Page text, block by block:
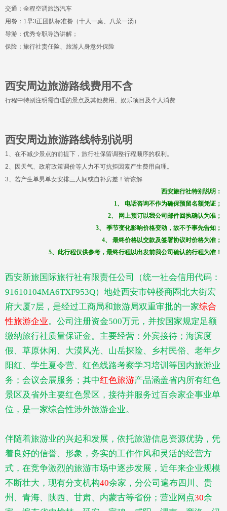
交通：全程空调旅游汽车
用餐： 1早3正团队标准餐（十人一桌、八菜一汤）
导游：优秀专职导游讲解；
保险：旅行社责任险、旅游人身意外保险
西安周边旅游路线费用不含
行程中特别注明需自理的景点及其他费用、娱乐项目及个人消费
西安周边旅游路线特别说明
1、在不减少景点的前提下，旅行社保留调整行程顺序的权利。
2、因天气、政府政策调价等人力不可抗拒因素产生费用自理。
3、若产生单男单女安排三人间或自补房差！请谅解
西安旅行社特别说明：
1、 电话咨询不作为确保预留名额凭证；
2、 网上预订以我公司邮件回执确认为准；
3、 季节变化影响价格变动，故不予事先告知；
4、 最终价格以交款及签署协议时价格为准 ；
5、此行程仅供参考，最终行程以出发前我公司确认的行程为准！
西安新旅国际旅行社有限责任公司（统一社会信用代码：
91610104MA6TXF953Q）地处西安市钟楼商圈北大街宏
府大厦7层，是经过工商局和旅游局双重审批的一家综合
性旅游企业。公司注册资金500万元，并按国家规定足额
缴纳旅行社质量保证金。主要经营：外宾接待；海滨度
假、草原休闲、大漠风光、山岳探险、乡村民俗、老年夕
阳红、学生夏令营、红色线路考察学习培训等国内旅游业
务；会议会展服务；其中红色旅游产品涵盖省内所有红色
景区及省外主要红色景区，接待并服务过百余家企事业单
位，是一家综合性涉外旅游企业。
伴随着旅游业的兴起和发展，依托旅游信息资源优势，凭
着良好的信誉、形象，务实的工作作风和灵活的经营方
式，在竞争激烈的旅游市场中逐步发展，近年来企业规模
不断壮大，现有分支机构40余家，分公司遍布四川、贵
州、青海、陕西、甘肃、内蒙古等省份；营业网点30余